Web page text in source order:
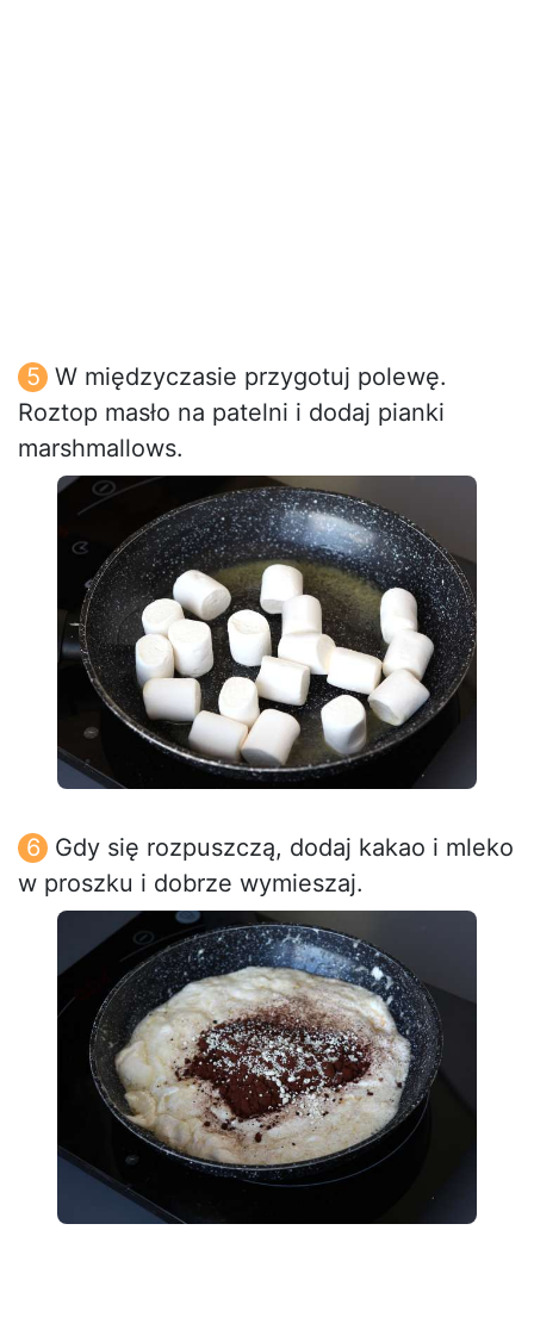
W międzyczasie przygotuj polewę.
Roztop masło na patelni i dodaj pianki
marshmallows.
Gdy się rozpuszczą, dodaj kakao i mleko
w proszku i dobrze wymieszaj.